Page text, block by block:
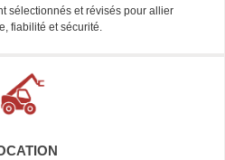
sélectionnés et révisés pour allier
fiabilité et sécurité.